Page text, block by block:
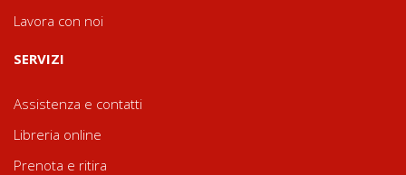
Lavora con noi
SERVIZI
Assistenza e contatti
Libreria online
Prenota e ritira